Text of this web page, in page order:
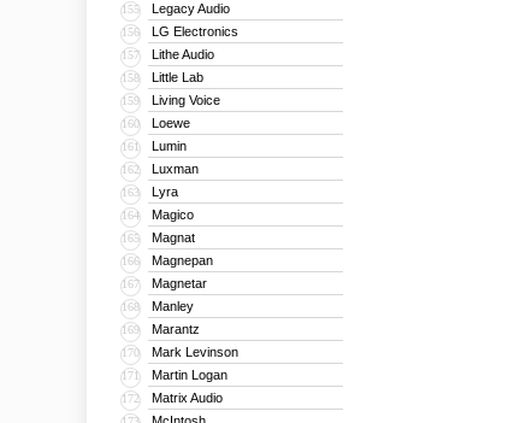
155 Legacy Audio
156 LG Electronics
157 Lithe Audio
158 Little Lab
159 Living Voice
160 Loewe
161 Lumin
162 Luxman
163 Lyra
164 Magico
165 Magnat
166 Magnepan
167 Magnetar
168 Manley
169 Marantz
170 Mark Levinson
171 Martin Logan
172 Matrix Audio